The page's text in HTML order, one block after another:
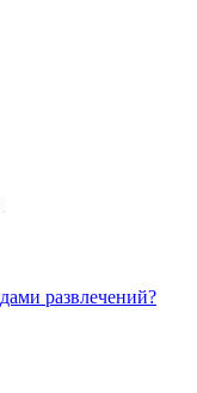
развлечений?